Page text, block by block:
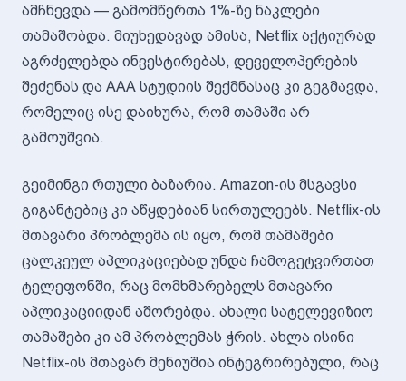
ამჩნევდა — გამომწერთა 1%-ზე ნაკლები
თამაშობდა. მიუხედავად ამისა, Netflix აქტიურად
აგრძელებდა ინვესტირებას, დეველოპერების
შეძენას და AAA სტუდიის შექმნასაც კი გეგმავდა,
რომელიც ისე დაიხურა, რომ თამაში არ
გამოუშვია.
გეიმინგი რთული ბაზარია. Amazon-ის მსგავსი
გიგანტებიც კი აწყდებიან სირთულეებს. Netflix-ის
მთავარი პრობლემა ის იყო, რომ თამაშები
ცალკეულ აპლიკაციებად უნდა ჩამოგეტვირთათ
ტელეფონში, რაც მომხმარებელს მთავარი
აპლიკაციიდან აშორებდა. ახალი სატელევიზიო
თამაშები კი ამ პრობლემას ჭრის. ახლა ისინი
Netflix-ის მთავარ მენიუშია ინტეგრირებული, რაც